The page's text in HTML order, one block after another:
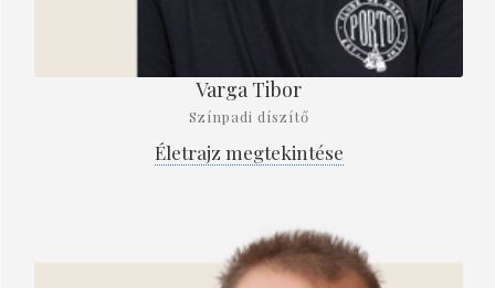
Varga Tibor
Színpadi díszítő
Életrajz megtekintése